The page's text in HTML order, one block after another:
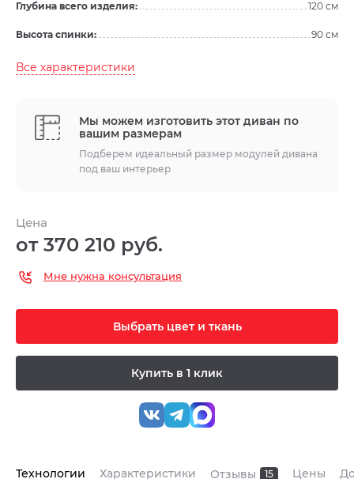
Глубина всего изделия: 120 см
Высота спинки: 90 см
Все характеристики
Мы можем изготовить этот диван по
вашим размерам
Подберем идеальный размер модулей дивана
под ваш интерьер
Цена
от 370 210 руб.
Мне нужна консультация
Выбрать цвет и ткань
Купить в 1 клик
Технологии Характеристики Отзывы 15 Цены